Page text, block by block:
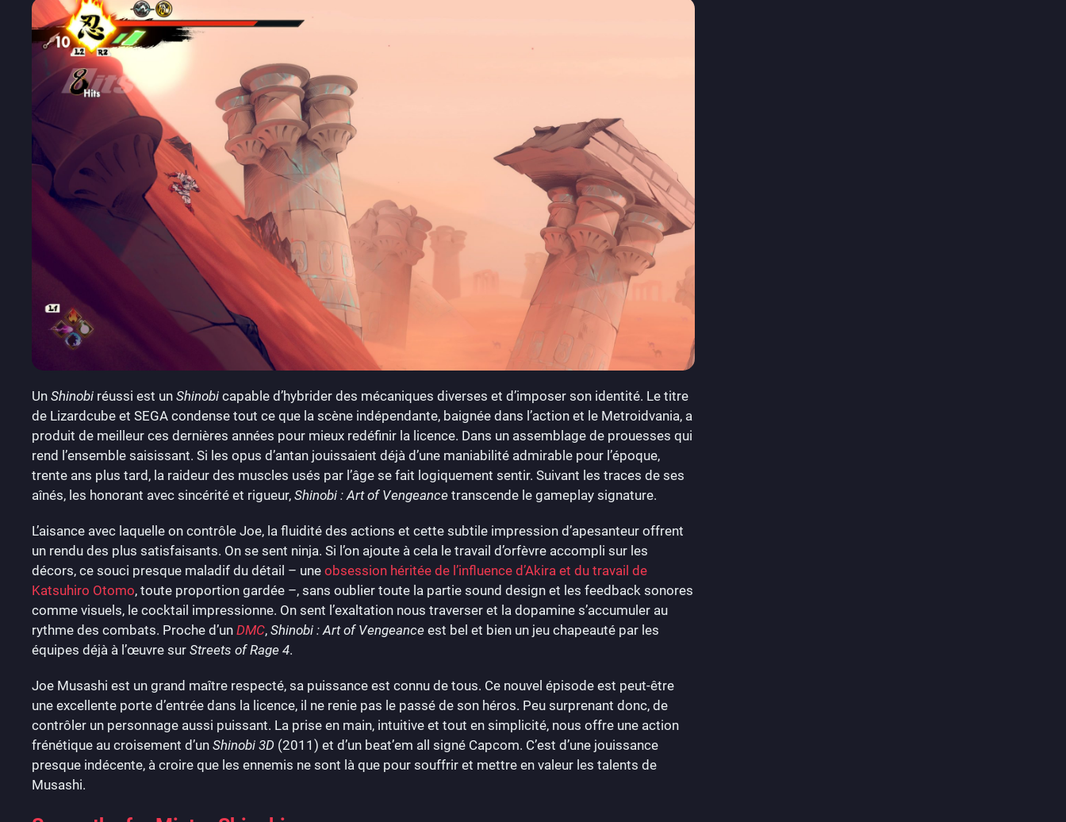
Un Shinobi réussi est un Shinobi capable d’hybrider des mécaniques diverses et d’imposer son identité. Le titre
de Lizardcube et SEGA condense tout ce que la scène indépendante, baignée dans l’action et le Metroidvania, a
produit de meilleur ces dernières années pour mieux redéfinir la licence. Dans un assemblage de prouesses qui
rend l’ensemble saisissant. Si les opus d’antan jouissaient déjà d’une maniabilité admirable pour l’époque,
trente ans plus tard, la raideur des muscles usés par l’âge se fait logiquement sentir. Suivant les traces de ses
aînés, les honorant avec sincérité et rigueur, Shinobi : Art of Vengeance transcende le gameplay signature.
L’aisance avec laquelle on contrôle Joe, la fluidité des actions et cette subtile impression d’apesanteur offrent
un rendu des plus satisfaisants. On se sent ninja. Si l’on ajoute à cela le travail d’orfèvre accompli sur les
décors, ce souci presque maladif du détail – une obsession héritée de l’influence d’Akira et du travail de
Katsuhiro Otomo, toute proportion gardée –, sans oublier toute la partie sound design et les feedback sonores
comme visuels, le cocktail impressionne. On sent l’exaltation nous traverser et la dopamine s’accumuler au
rythme des combats. Proche d’un DMC, Shinobi : Art of Vengeance est bel et bien un jeu chapeauté par les
équipes déjà à l’œuvre sur Streets of Rage 4.
Joe Musashi est un grand maître respecté, sa puissance est connu de tous. Ce nouvel épisode est peut-être
une excellente porte d’entrée dans la licence, il ne renie pas le passé de son héros. Peu surprenant donc, de
contrôler un personnage aussi puissant. La prise en main, intuitive et tout en simplicité, nous offre une action
frénétique au croisement d’un Shinobi 3D (2011) et d’un beat’em all signé Capcom. C’est d’une jouissance
presque indécente, à croire que les ennemis ne sont là que pour souffrir et mettre en valeur les talents de
Musashi.